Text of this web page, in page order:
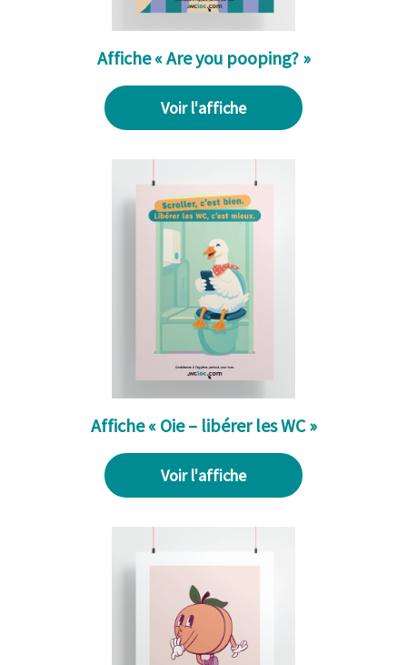
Affiche « Are you pooping? »
Voir l'affiche
Affiche « Oie – libérer les WC »
Voir l'affiche